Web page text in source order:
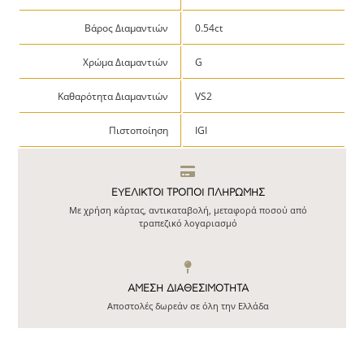
Βάρος Διαμαντιών 0.54ct
Χρώμα Διαμαντιών G
Καθαρότητα Διαμαντιών VS2
Πιστοποίηση IGI
ΕΥΕΛΙΚΤΟΙ ΤΡΟΠΟΙ ΠΛΗΡΩΜΗΣ
Με χρήση κάρτας, αντικαταβολή, μεταφορά ποσού από
τραπεζικό λογαριασμό
ΆΜΕΣΗ ΔΙΑΘΕΣΙΜΌΤΗΤΑ
Αποστολές δωρεάν σε όλη την Ελλάδα